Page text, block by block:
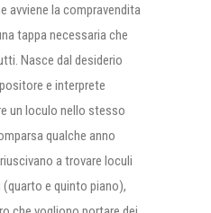
avviene la compravendita
tappa necessaria che
Nasce dal desiderio
e interprete
un loculo nello stesso
qualche anno
a trovare loculi
e quinto piano),